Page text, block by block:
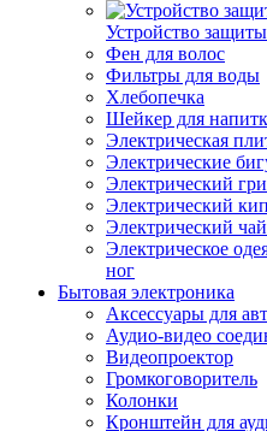
Устройство
Фен для волос
Фильтры для воды
Хлебопечка
Шейкер для
Электрическая
Электрические
Электрический
Электрический
Электрический
Электрическое
ног
Бытовая электроника
Аксессуары для
Аудио-видео
Видеопроектор
Громкоговоритель
Колонки
Кронштейн для